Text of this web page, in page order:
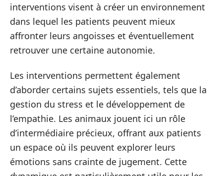
interventions visent à créer un environnement
dans lequel les patients peuvent mieux
affronter leurs angoisses et éventuellement
retrouver une certaine autonomie.
Les interventions permettent également
d’aborder certains sujets essentiels, tels que la
gestion du stress et le développement de
l’empathie. Les animaux jouent ici un rôle
d’intermédiaire précieux, offrant aux patients
un espace où ils peuvent explorer leurs
émotions sans crainte de jugement. Cette